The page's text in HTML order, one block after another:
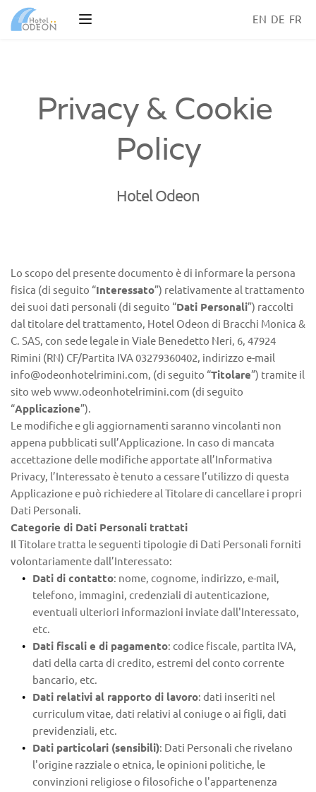
EN DE FR
Privacy & Cookie
Policy
Hotel Odeon
Lo scopo del presente documento è di informare la persona
fisica (di seguito “Interessato”) relativamente al trattamento
dei suoi dati personali (di seguito “Dati Personali”) raccolti
dal titolare del trattamento, Hotel Odeon di Bracchi Monica &
C. SAS, con sede legale in Viale Benedetto Neri, 6, 47924
Rimini (RN) CF/Partita IVA 03279360402, indirizzo e-mail
info@odeonhotelrimini.com, (di seguito “Titolare”) tramite il
sito web www.odeonhotelrimini.com (di seguito
“Applicazione”).
Le modifiche e gli aggiornamenti saranno vincolanti non
appena pubblicati sull’Applicazione. In caso di mancata
accettazione delle modifiche apportate all’Informativa
Privacy, l’Interessato è tenuto a cessare l’utilizzo di questa
Applicazione e può richiedere al Titolare di cancellare i propri
Dati Personali.
Categorie di Dati Personali trattati
Il Titolare tratta le seguenti tipologie di Dati Personali forniti
volontariamente dall’Interessato:
Dati di contatto: nome, cognome, indirizzo, e-mail,
telefono, immagini, credenziali di autenticazione,
eventuali ulteriori informazioni inviate dall'Interessato,
etc.
Dati fiscali e di pagamento: codice fiscale, partita IVA,
dati della carta di credito, estremi del conto corrente
bancario, etc.
Dati relativi al rapporto di lavoro: dati inseriti nel
curriculum vitae, dati relativi al coniuge o ai figli, dati
previdenziali, etc.
Dati particolari (sensibili): Dati Personali che rivelano
l'origine razziale o etnica, le opinioni politiche, le
convinzioni religiose o filosofiche o l'appartenenza